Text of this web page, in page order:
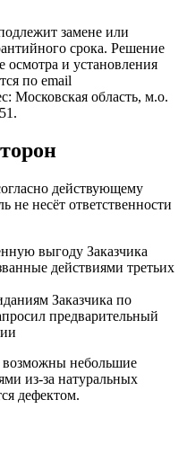
замене или
срока. Решение
осмотра и установления
по email
Московская область, м.о.
.
действующему
не несёт ответственности
выгоду Заказчика
действиями третьих
Заказчика по
предварительный
возможны небольшие
из-за натуральных
дефектом.